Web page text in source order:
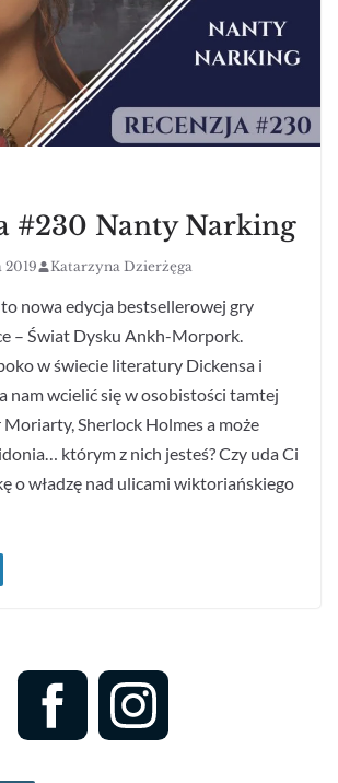
#230 Nanty Narking
2019 Katarzyna Dzierżęga
nowa edycja bestsellerowej gry
– Świat Dysku Ankh-Morpork.
w świecie literatury Dickensa i
nam wcielić się w osobistości tamtej
Sherlock Holmes a może
którym z nich jesteś? Czy uda Ci
o władzę nad ulicami wiktoriańskiego